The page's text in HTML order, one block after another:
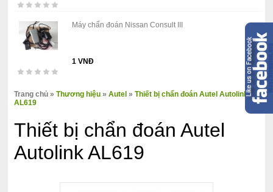
Máy chẩn đoán Nissan Consult III
1 VNĐ
Trang chủ »Thương hiệu »Autel »Thiết bị chẩn đoán Autel Autolink
AL619
Thiết bị chẩn đoán Autel
Autolink AL619